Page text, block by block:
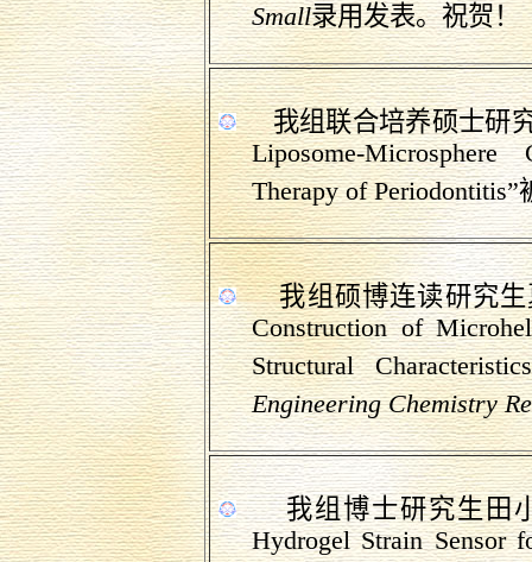
Small录用发表。祝贺！
我组联合培养硕士研
Liposome-
Therapy ofPeriodontitis”
我组硕博连读研究
Construction of
Structural
Engineering Chemistry
我组博士研究生田
Hydrogel Strain Sensor